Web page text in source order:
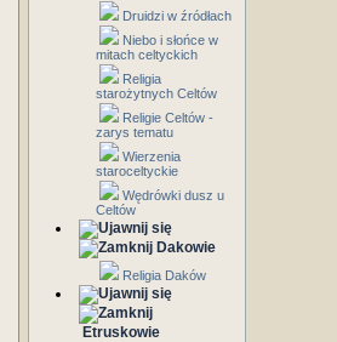
Druidzi w źródłach
Niebo i słońce w
mitach celtyckich
Religia
starożytnych Celtów
Religie Celtów -
zarys tematu
Wierzenia
staroceltyckie
Wędrówki dusz u
Celtów
Dakowie
Religia Daków
Etruskowie